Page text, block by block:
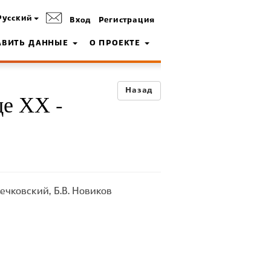
Вход Регистрация
ДАННЫЕ О ПРОЕКТЕ
Назад
ХХ -
Б.В. Новиков